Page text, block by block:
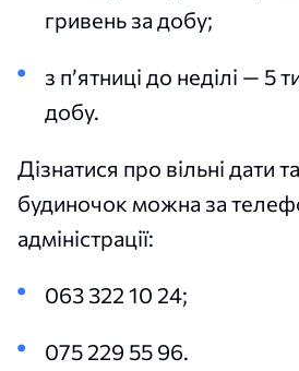
гривень за добу;
з п’ятниці до неділі — 5
добу.
Дізнатися про вільні дати
будиночок можна за
адміністрації:
063 322 10 24;
075 229 55 96.